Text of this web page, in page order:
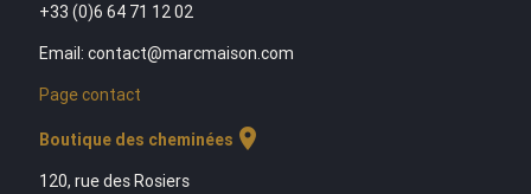
+33 (0)6 64 71 12 02
Email: contact@marcmaison.com
Page contact
Boutique des cheminées location_on
120, rue des Rosiers